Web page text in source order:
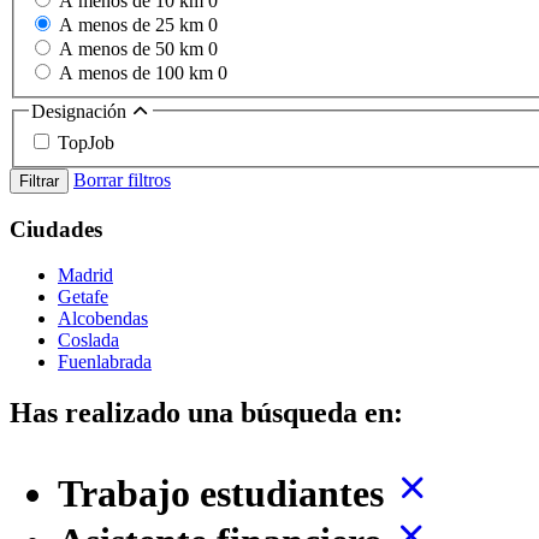
A menos de 25 km 0
A menos de 50 km 0
A menos de 100 km 0
Designación
TopJob
Filtrar Borrar filtros
Ciudades
Madrid
Getafe
Alcobendas
Coslada
Fuenlabrada
Has realizado una búsqueda en:
Trabajo estudiantes